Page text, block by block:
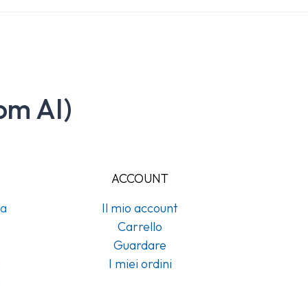
AI)
ACCOUNT
Il mio account
Carrello
Guardare
I miei ordini